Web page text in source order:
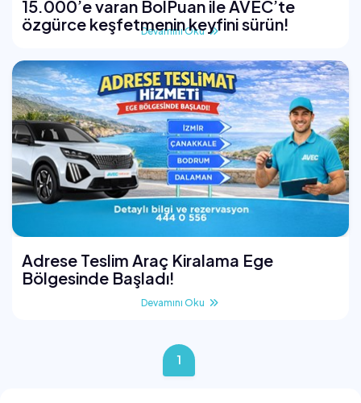
15.000’e varan BolPuan ile AVEC’te
özgürce keşfetmenin keyfini sürün!
Devamını Oku
Adrese Teslim Araç Kiralama Ege
Bölgesinde Başladı!
Devamını Oku
1